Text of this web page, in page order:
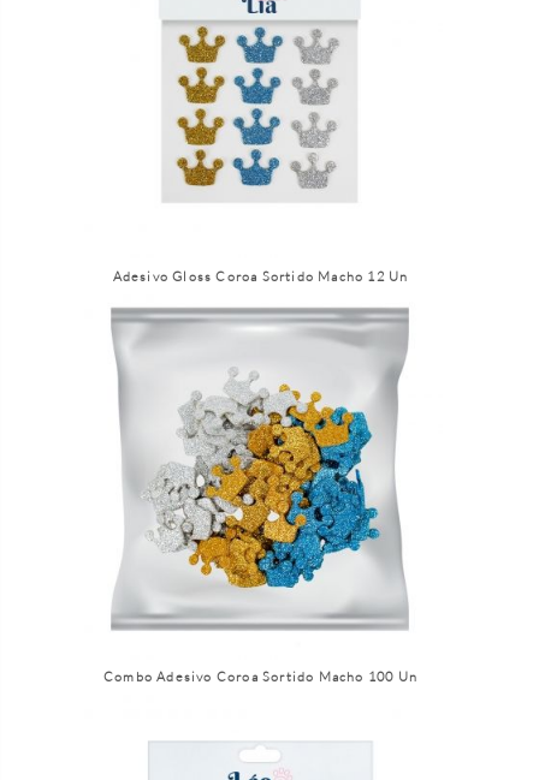
Adesivo Gloss Coroa Sortido Macho 12 Un
Combo Adesivo Coroa Sortido Macho 100 Un